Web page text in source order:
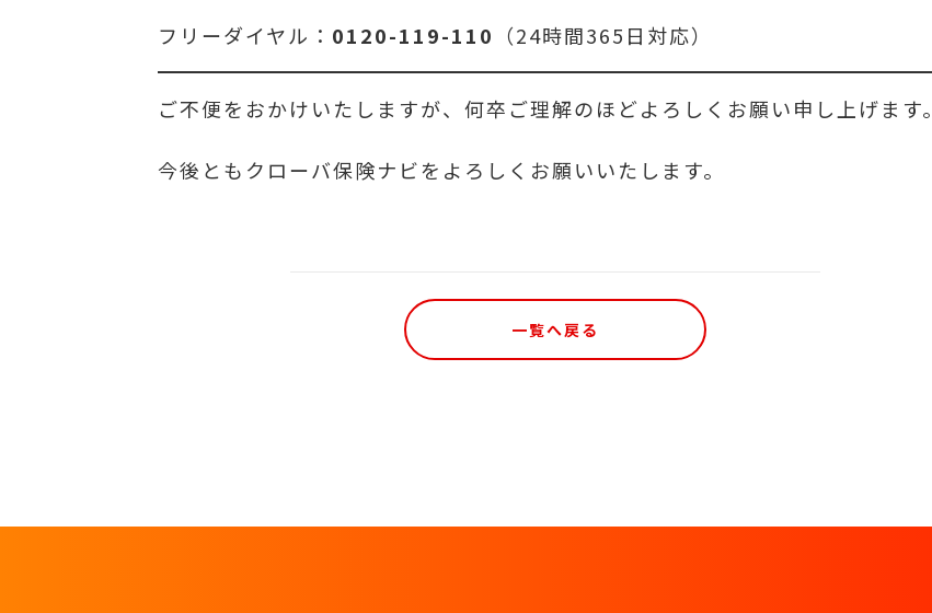
フリーダイヤル： 0120-119-110 （24時間365日対応）
ご不便をおかけいたしますが、何卒ご理解のほどよろしくお願い申し上げます。
今後ともクローバ保険ナビをよろしくお願いいたします。
一覧へ戻る